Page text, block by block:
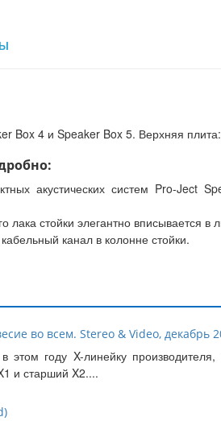
Box 4 и Speaker Box 5. Верхняя
акустических систем Pro-Ject
лака стойки элегантно вписывается в
канал в колонне стойки.
во всем. Stereo & Video, декабрь
году X-линейку
и старший X2....